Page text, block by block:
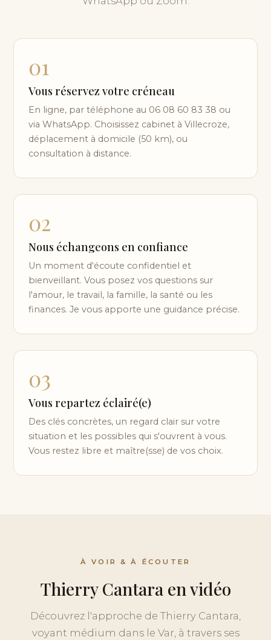
01
Vous réservez votre créneau
En ligne, par téléphone au 06 08 60 83 38 ou
via WhatsApp. Choisissez cabinet à Villecroze,
déplacement à domicile (50 km), ou
consultation à distance.
02
Nous échangeons en confiance
Un moment d'écoute confidentiel et
bienveillant. Vous posez vos questions sur
l'amour, le travail, la famille, la santé ou les
finances. Je vous apporte une guidance précise.
03
Vous repartez éclairé(e)
Des clés concrètes, un regard clair sur votre
situation et les possibles qui s'ouvrent à vous.
Vous restez libre et maître(sse) de vos choix.
À VOIR & À ÉCOUTER
Thierry Cantara en vidéo
Découvrez l'approche de Thierry Cantara,
voyant médium dans le Var, à travers ses